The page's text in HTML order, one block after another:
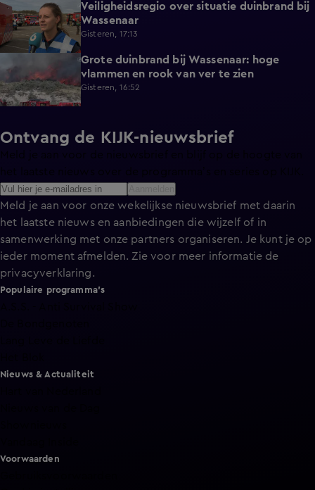
0:53
Veiligheidsregio over situatie duinbrand bij
Wassenaar
Gisteren, 17:13
Grote duinbrand bij Wassenaar: hoge
vlammen en rook van ver te zien
Gisteren, 16:52
Ontvang de KIJK-nieuwsbrief
Meld je aan voor onze wekelijkse nieuwsbrief met daarin
het laatste nieuws en aanbiedingen die wijzelf of in
samenwerking met onze partners organiseren. Je kunt je op
ieder moment afmelden. Zie voor meer informatie de
privacyverklaring.
Populaire programma's
Nieuws & Actualiteit
Voorwaarden